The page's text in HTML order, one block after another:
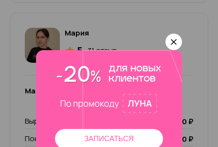
Мария
5 31 отзыв
Мария
Выравнивание ногтевой пластины базой
300 ₽
Покрытие Luxio
1 700 ₽
ЗАПИСАТЬСЯ